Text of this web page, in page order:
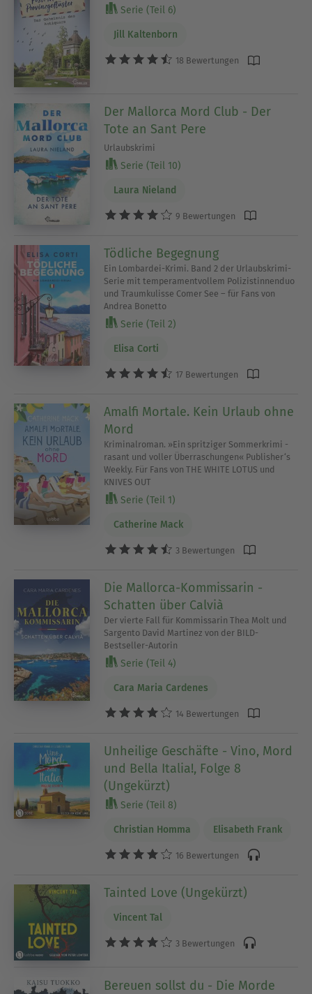
Serie (Teil 6)
Jill Kaltenborn
18 Bewertungen
Der Mallorca Mord Club - Der
Tote an Sant Pere
Urlaubskrimi
Serie (Teil 10)
Laura Nieland
9 Bewertungen
Tödliche Begegnung
Ein Lombardei-Krimi. Band 2 der Urlaubskrimi-
Serie mit temperamentvollem Polizistinnenduo
und Traumkulisse Comer See – für Fans von
Andrea Bonetto
Serie (Teil 2)
Elisa Corti
17 Bewertungen
Amalfi Mortale. Kein Urlaub ohne
Mord
Kriminalroman. »Ein spritziger Sommerkrimi -
rasant und voller Überraschungen« Publisher‘s
Weekly. Für Fans von THE WHITE LOTUS und
KNIVES OUT
Serie (Teil 1)
Catherine Mack
3 Bewertungen
Die Mallorca-Kommissarin -
Schatten über Calvià
Der vierte Fall für Kommissarin Thea Molt und
Sargento David Martinez von der BILD-
Bestseller-Autorin
Serie (Teil 4)
Cara Maria Cardenes
14 Bewertungen
Unheilige Geschäfte - Vino, Mord
und Bella Italia!, Folge 8
(Ungekürzt)
Serie (Teil 8)
Christian Homma Elisabeth Frank
16 Bewertungen
Tainted Love (Ungekürzt)
Vincent Tal
3 Bewertungen
Bereuen sollst du - Die Morde